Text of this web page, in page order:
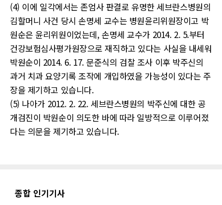
(4) 이에 일각에서는 존엄사 판결로 유명한 세브란스병원의
김할머니 사건 당시 손명세 교수는 병원윤리위원장이고 박
원순은 윤리위원이었는데, 손명세 교수가 2014. 2. 5.부터
건강보험심사평가원장으로 재직하고 있다는 사실을 내세워
박원순이 2014. 6. 17. 문준식의 검찰 조사 이후 박주신의
과거 치과 요양기록 조작에 개입하였을 가능성이 있다는 주
장을 제기하고 있습니다.
(5) 나아가 2012. 2. 22. 세브란스병원의 박주신에 대한 공
개검진이 박원순이 의도한 바에 따라 일방적으로 이루어졌
다는 의문을 제기하고 있습니다.
종합 인기기사